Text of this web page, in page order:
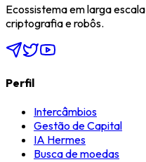
Ecossistema em larga
criptografia e robôs.
Perfil
Intercâmbios
Gestão de Capital
IA Hermes
Busca de moedas